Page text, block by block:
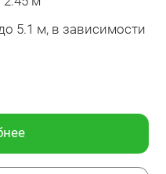
5.1 м, в зависимости